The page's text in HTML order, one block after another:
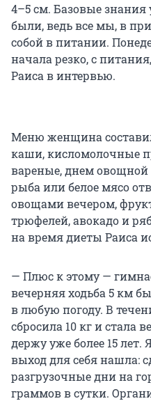
4–5 см. Базовые
были, ведь все мы, в
собой в питании.
начала резко, с
Раиса в интервью.
Меню женщина
каши, кисломолочные
вареные, днем овощной
рыба или белое мясо
овощами вечером,
трюфелей, авокадо и
на время диеты Раиса
— Плюс к этому —
вечерняя ходьба 5 км
в любую погоду. В
сбросила 10 кг и стала
держу уже более 15
выход для себя нашла:
разгрузочные дни на
граммов в сутки.